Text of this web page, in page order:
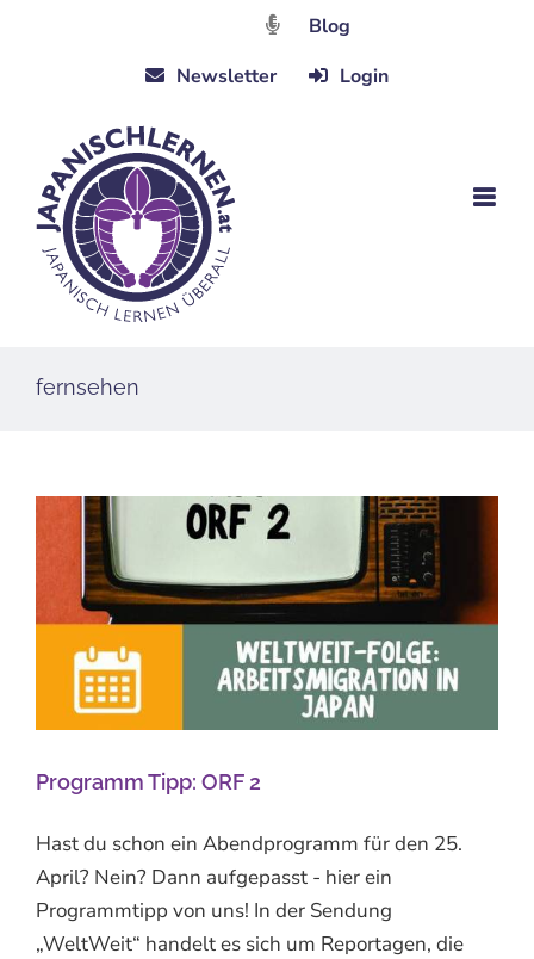
Blog
Newsletter
Login
fernsehen
Programm Tipp: ORF 2
Hast du schon ein Abendprogramm für den 25.
April? Nein? Dann aufgepasst - hier ein
Programmtipp von uns! In der Sendung
„WeltWeit“ handelt es sich um Reportagen, die